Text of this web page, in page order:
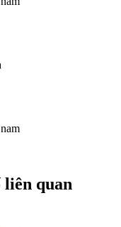
liên quan